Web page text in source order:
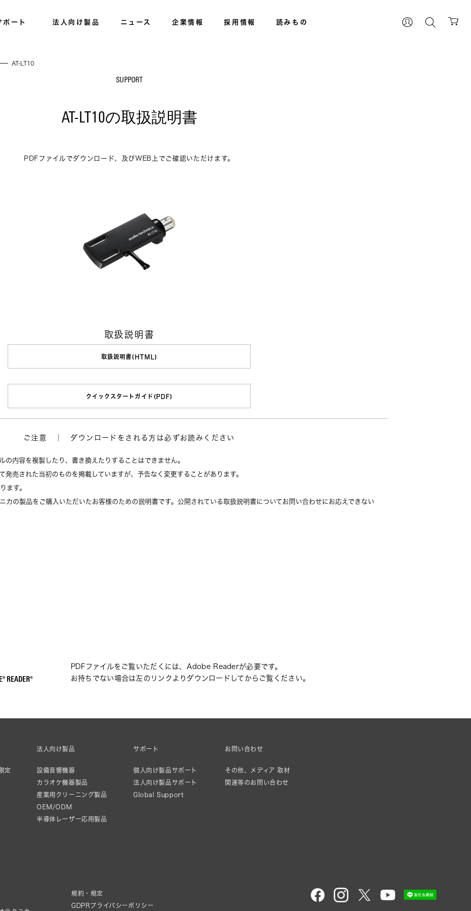
ポート 法人向け製品 ニュース 企業情報 採用情報 読みもの
AT-LT10
SUPPORT
AT-LT10の取扱説明書
PDFファイルでダウンロード、及びWEB上でご確認いただけます。
取扱説明書
取扱説明書(HTML)
クイックスタートガイド(PDF)
ご注意 ｜ ダウンロードをされる方は必ずお読みください
の内容を複製したり、書き換えたりすることはできません。
発売された当初のものを掲載していますが、予告なく変更することがあります。
ます。
カの製品をご購入いただいたお客様のための説明書です。公開されている取扱説明書についてお問い合わせにお応えできない
READER®
PDFファイルをご覧いただくには、Adobe Readerが必要です。
お持ちでない場合は左のリンクよりダウンロードしてからご覧ください。
定
法人向け製品
設備音響機器
カラオケ機器製品
産業用クリーニング製品
OEM/ODM
半導体レーザー応用製品
サポート
個人向け製品サポート
法人向け製品サポート
Global Support
お問い合わせ
その他、メディア 取材
関連等のお問い合わせ
規約・規定
GDPRプライバシーポリシー